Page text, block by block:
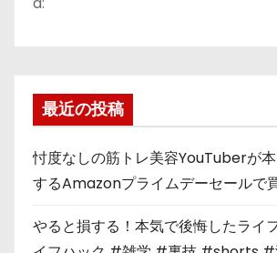
最近の投稿
忖度なしの筋トレ美容YouTuberが
するAmazonプライムデーセールで
やると損する！本気で後悔したライ